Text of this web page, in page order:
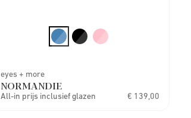
eyes + more
NORMANDIE
All-in prijs inclusief glazen € 139,00